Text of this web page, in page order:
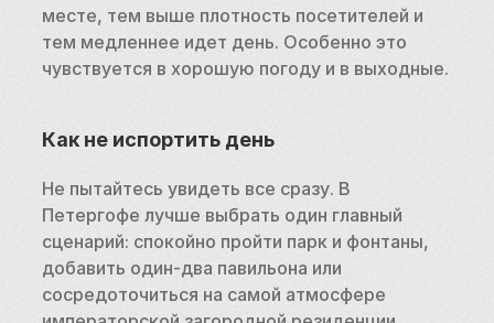
месте, тем выше плотность посетителей и
тем медленнее идет день. Особенно это
чувствуется в хорошую погоду и в выходные.
Как не испортить день
Не пытайтесь увидеть все сразу. В
Петергофе лучше выбрать один главный
сценарий: спокойно пройти парк и фонтаны,
добавить один-два павильона или
сосредоточиться на самой атмосфере